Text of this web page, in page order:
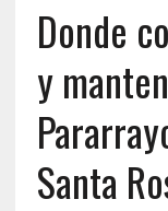
Donde
y
Santa